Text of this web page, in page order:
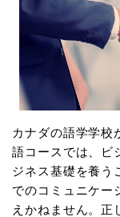
カナダの語学学校
語コースでは、ビ
ジネス基礎を養う
でのコミュニケー
えかねません。正